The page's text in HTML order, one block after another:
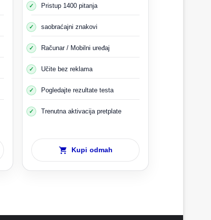
oko stvari
informacija
je razlog tome i tome
teškim situacijama
Pristup 1400 pitanja
saobraćajni znakovi
Računar / Mobilni uređaj
Učite bez reklama
Pogledajte rezultate testa
Trenutna aktivacija pretplate
Kupi odmah